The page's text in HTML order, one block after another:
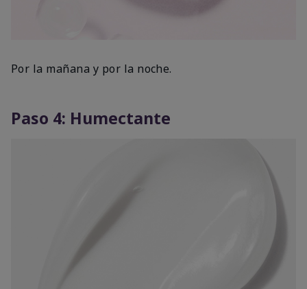
Por la mañana y por la noche.
Paso 4: Humectante